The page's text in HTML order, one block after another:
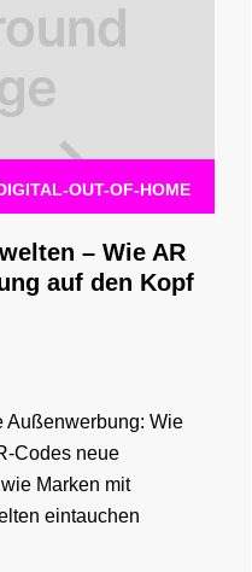
OUT-OF-HOME
– Wie AR
auf den Kopf
Außenwerbung: Wie
Codes neue
Marken mit
eintauchen